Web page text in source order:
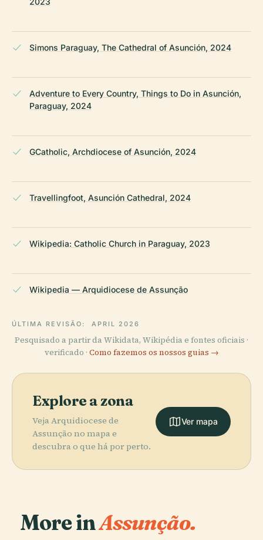
Simons Paraguay, The Cathedral of Asunción, 2024
Adventure to Every Country, Things to Do in Asunción,
Paraguay, 2024
GCatholic, Archdiocese of Asunción, 2024
Travellingfoot, Asunción Cathedral, 2024
Wikipedia: Catholic Church in Paraguay, 2023
Wikipedia — Arquidiocese de Assunção
ÚLTIMA REVISÃO: APRIL 2026
Pesquisado a partir da Wikidata, Wikipédia e fontes oficiais ·
verificado · Como fazemos os nossos guias →
Explore a zona
Veja Arquidiocese de
Assunção no mapa e
descubra o que há por perto.
Ver mapa
More inAssunção.